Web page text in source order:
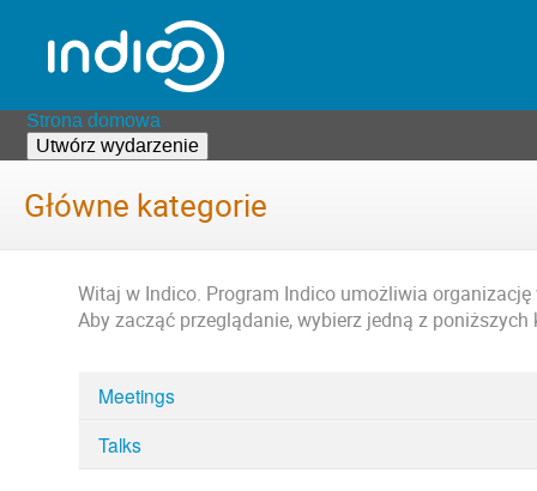
Strona domowa
Utwórz wydarzenie
Główne kategorie
Witaj w Indico. Program Indico umożliwia
Aby zacząć przeglądanie, wybierz jedną z poniższych
Categories
Home
Meetings
Talks